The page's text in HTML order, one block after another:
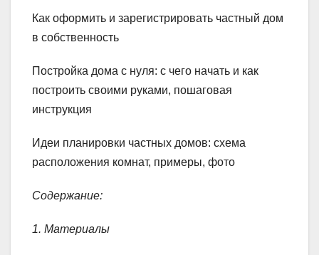
Как оформить и зарегистрировать частный дом
в собственность
Постройка дома с нуля: с чего начать и как
построить своими руками, пошаговая
инструкция
Идеи планировки частных домов: схема
расположения комнат, примеры, фото
Содержание:
1. Материалы